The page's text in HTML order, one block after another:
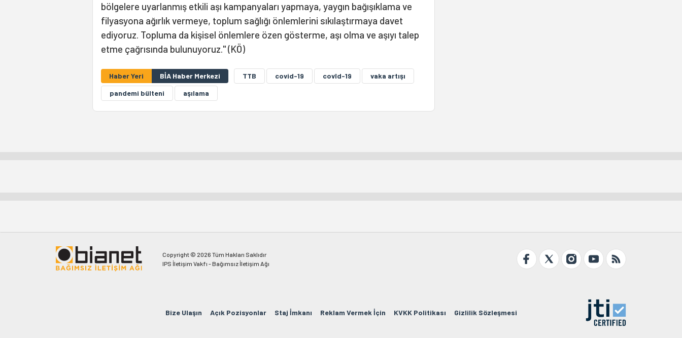
bölgelere uyarlanmış etkili aşı kampanyaları yapmaya, yaygın bağışıklama ve
filyasyona ağırlık vermeye, toplum sağlığı önlemlerini sıkılaştırmaya davet
ediyoruz. Topluma da kişisel önlemlere özen gösterme, aşı olma ve aşıyı talep
etme çağrısında bulunuyoruz." (KÖ)
Haber Yeri BİA Haber Merkezi TTB covid-19 covîd-19
vaka artışı
pandemi bülteni
aşılama
Copyright © 2026 Tüm Hakları Saklıdır
IPS İletişim Vakfı - Bağımsız İletişim Ağı
Bize Ulaşın Açık Pozisyonlar Staj İmkanı Reklam Vermek İçin KVKK Politikası Gizlilik Sözleşmesi